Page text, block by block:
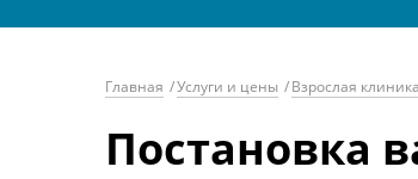
Главная /Услуги и цены /Взрослая клиника
Постановка